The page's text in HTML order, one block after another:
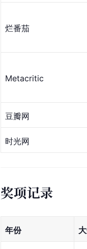
烂番茄
Metacritic
豆瓣网
时光网
奖项记录
年份